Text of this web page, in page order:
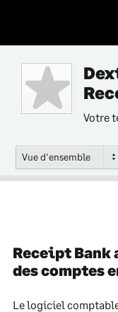
Votre
Vue d'ensemble
Receipt
des comptes
Le logiciel